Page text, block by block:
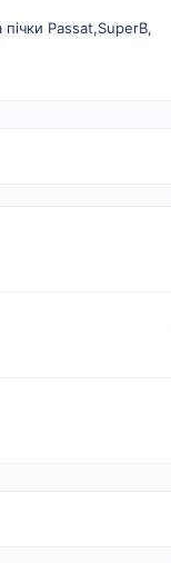
пічки Passat,SuperB,